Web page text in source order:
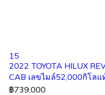
15
2022 TOYOTA HILUX
CAB เลขไมล์52,000กิโลแ
฿739,000